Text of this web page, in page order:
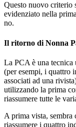
Questo nuovo criterio
evidenziato nella
no.
Il ritorno di Nonna
La PCA è una tecnica
(per esempi, i quattro
associati ad una
utilizzando la prima
riassumere tutte le
A prima vista, sembra
riassumere i quattro